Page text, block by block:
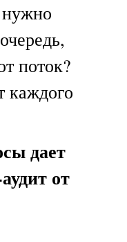
нужно
поток?
каждого
дает
от